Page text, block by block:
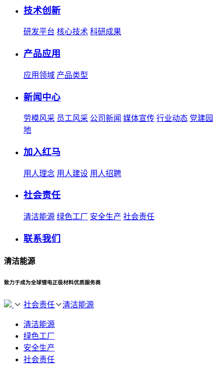
技术创新
研发平台 核心技术 科研成果
产品应用
应用领域 产品类型
新闻中心
劳模风采 员工风采 公司新闻 媒体宣传 行业动态 党建园
地
加入红马
用人理念 用人建设 用人招聘
社会责任
清洁能源 绿色工厂 安全生产 社会责任
联系我们
清洁能源
致力于成为全球锂电正极材料优质服务商
社会责任 清洁能源
清洁能源
绿色工厂
安全生产
社会责任